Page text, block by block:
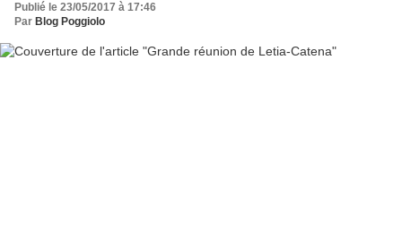
Publié le 23/05/2017 à 17:46
Par Blog Poggiolo